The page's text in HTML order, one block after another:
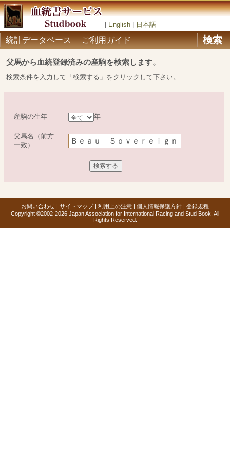
English 日本語
統計データベース ご利用ガイド 検索
父馬から血統登録済みの産駒を検索します。
検索条件を入力して「検索する」をクリックして下さい。
産駒の生年 年
父馬名（前方
一致）
お問い合わせ | サイトマップ| 利用上の注意 | 個人情報保護方針 | 登録規程
Copyright ©2002-2026 Japan Association for International Racing and Stud Book. All
Rights Reserved.